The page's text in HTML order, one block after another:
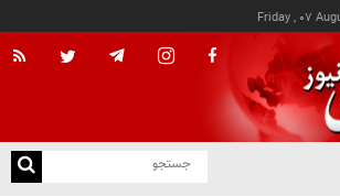
Friday , 07